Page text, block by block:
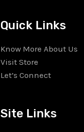
Quick Links
Know More About Us
Visit Store
Let’s Connect
Site Links